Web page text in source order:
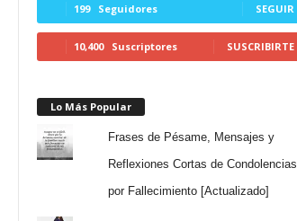
199 Seguidores SEGUIR
10,400 Suscriptores SUSCRIBIRTE
Lo Más Popular
Frases de Pésame, Mensajes y
Reflexiones Cortas de Condolencias
por Fallecimiento [Actualizado]